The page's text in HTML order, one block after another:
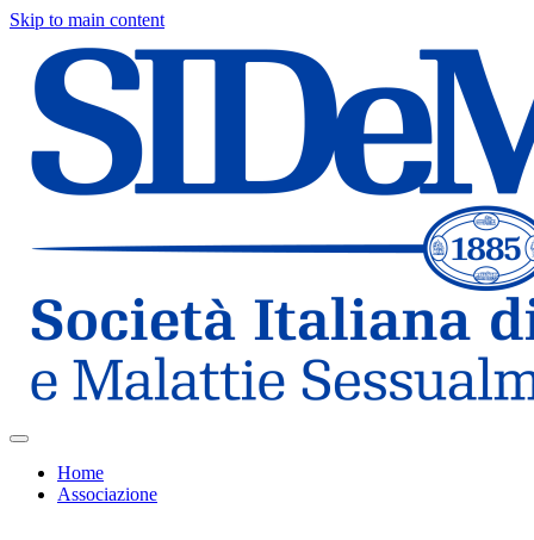
Skip to main content
Home
Associazione